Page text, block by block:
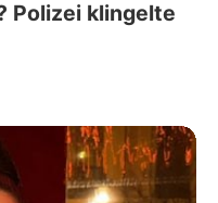
Polizei klingelte